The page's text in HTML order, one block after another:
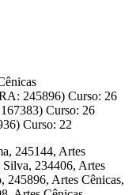
245896) Curso: 26
Curso: 26
Curso: 22
245144, Artes
234406, Artes
245896, Artes Cênicas,